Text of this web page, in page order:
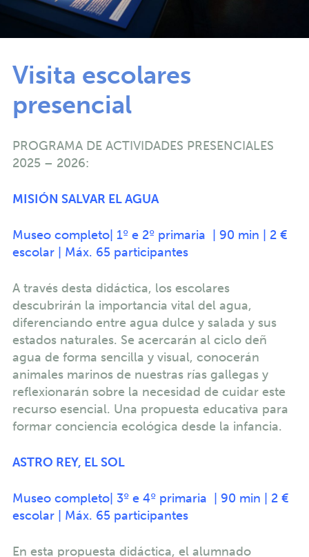
Visita escolares
presencial
PROGRAMA DE ACTIVIDADES PRESENCIALES
2025 – 2026:
MISIÓN SALVAR EL AGUA
Museo completo| 1º e 2º primaria | 90 min | 2 €
escolar | Máx. 65 participantes
A través desta didáctica, los escolares
descubrirán la importancia vital del agua,
diferenciando entre agua dulce y salada y sus
estados naturales. Se acercarán al ciclo deñ
agua de forma sencilla y visual, conocerán
animales marinos de nuestras rías gallegas y
reflexionarán sobre la necesidad de cuidar este
recurso esencial. Una propuesta educativa para
formar conciencia ecológica desde la infancia.
ASTRO REY, EL SOL
Museo completo| 3º e 4º primaria | 90 min | 2 €
escolar | Máx. 65 participantes
En esta propuesta didáctica, el alumnado